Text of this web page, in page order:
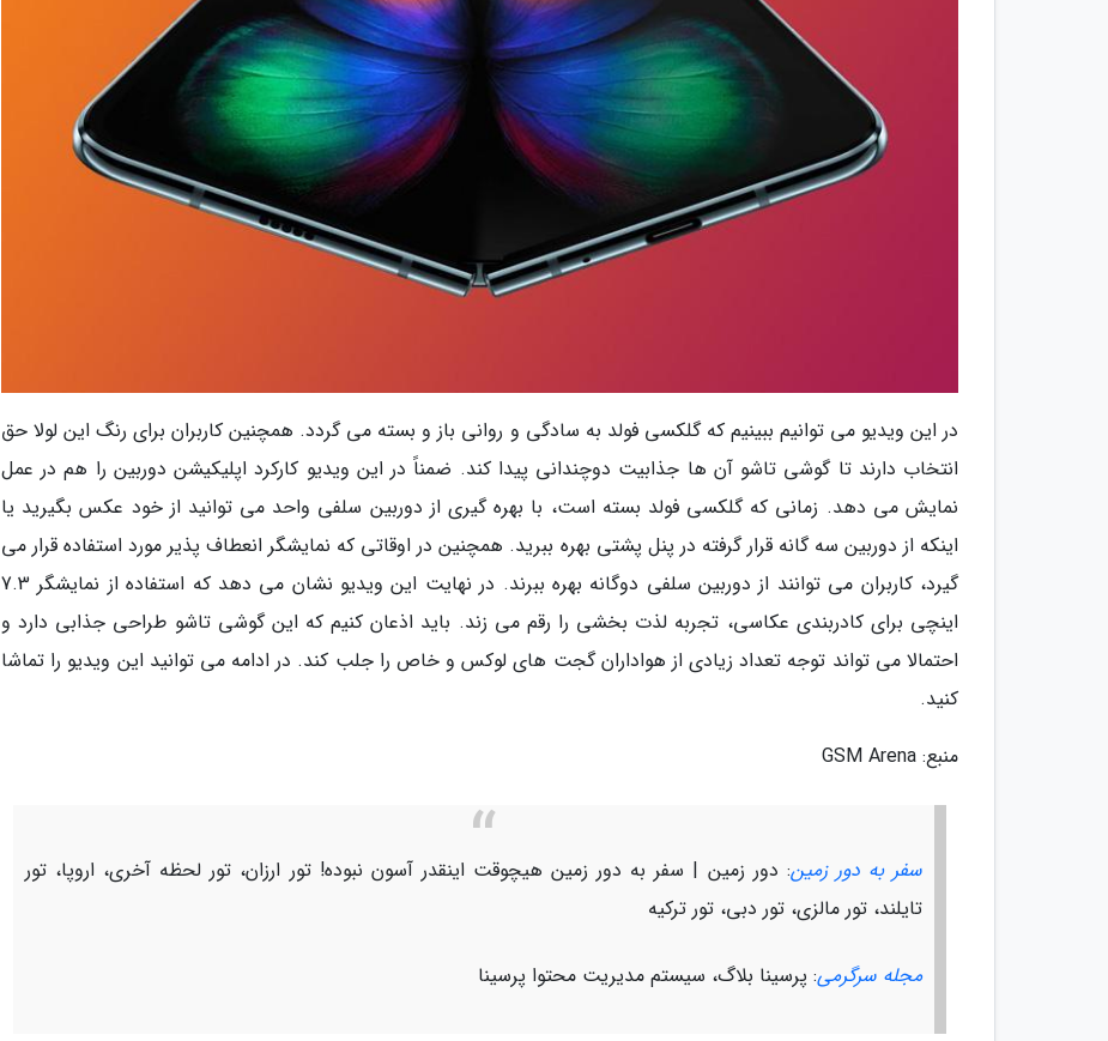
در این ویدیو می توانیم ببینیم که گلکسی فولد به سادگی و روانی باز و بسته می گردد. همچنین کاربران برای رنگ این لولا حق
انتخاب دارند تا گوشی تاشو آن ها جذابیت دوچندانی پیدا کند. ضمناً در این ویدیو کارکرد اپلیکیشن دوربین را هم در عمل
نمایش می دهد. زمانی که گلکسی فولد بسته است، با بهره گیری از دوربین سلفی واحد می توانید از خود عکس بگیرید یا
اینکه از دوربین سه گانه قرار گرفته در پنل پشتی بهره ببرید. همچنین در اوقاتی که نمایشگر انعطاف پذیر مورد استفاده قرار می
گیرد، کاربران می توانند از دوربین سلفی دوگانه بهره ببرند. در نهایت این ویدیو نشان می دهد که استفاده از نمایشگر 7.3
اینچی برای کادربندی عکاسی، تجربه لذت بخشی را رقم می زند. باید اذعان کنیم که این گوشی تاشو طراحی جذابی دارد و
احتمالا می تواند توجه تعداد زیادی از هواداران گجت های لوکس و خاص را جلب کند. در ادامه می توانید این ویدیو را تماشا
کنید.
منبع: GSM Arena
سفر به دور زمین: دور زمین | سفر به دور زمین هیچوقت اینقدر آسون نبوده! تور ارزان، تور لحظه آخری، اروپا، تور
تایلند، تور مالزی، تور دبی، تور ترکیه
مجله سرگرمی: پرسینا بلاگ، سیستم مدیریت محتوا پرسینا